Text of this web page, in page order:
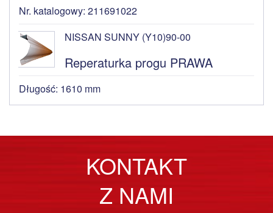
Nr. katalogowy: 211691022
NISSAN SUNNY (Y10)90-00
Reperaturka progu PRAWA
Długość: 1610 mm
KONTAKT
Z NAMI